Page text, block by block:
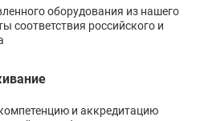
оборудования из нашего
соответствия российского и
и аккредитацию